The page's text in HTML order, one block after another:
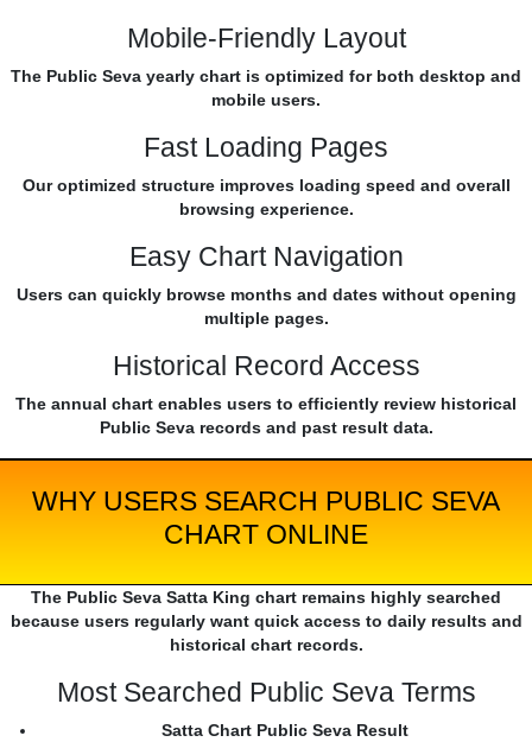
Mobile-Friendly Layout
The Public Seva yearly chart is optimized for both desktop and
mobile users.
Fast Loading Pages
Our optimized structure improves loading speed and overall
browsing experience.
Easy Chart Navigation
Users can quickly browse months and dates without opening
multiple pages.
Historical Record Access
The annual chart enables users to efficiently review historical
Public Seva records and past result data.
WHY USERS SEARCH PUBLIC SEVA
CHART ONLINE
The Public Seva Satta King chart remains highly searched
because users regularly want quick access to daily results and
historical chart records.
Most Searched Public Seva Terms
Satta Chart Public Seva Result